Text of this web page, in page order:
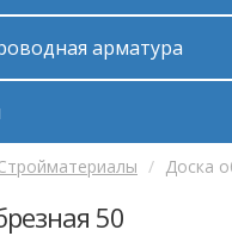
арматура
Доска
50